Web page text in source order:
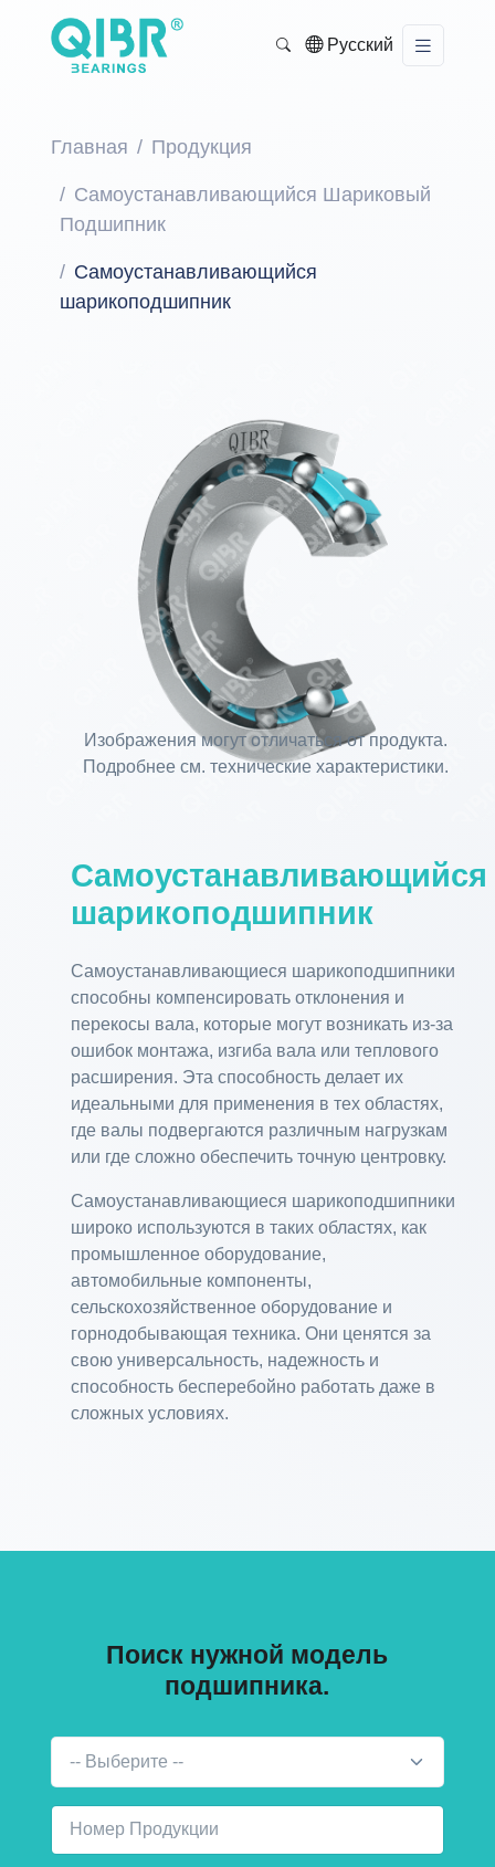
Русский
Главная Продукция
Самоустанавливающийся Шариковый
Подшипник
Самоустанавливающийся
шарикоподшипник
Изображения могут отличаться от продукта.
Подробнее см. технические характеристики.
Самоустанавливающийся
шарикоподшипник
Самоустанавливающиеся шарикоподшипники
способны компенсировать отклонения и
перекосы вала, которые могут возникать из-за
ошибок монтажа, изгиба вала или теплового
расширения. Эта способность делает их
идеальными для применения в тех областях,
где валы подвергаются различным нагрузкам
или где сложно обеспечить точную центровку.
Самоустанавливающиеся шарикоподшипники
широко используются в таких областях, как
промышленное оборудование,
автомобильные компоненты,
сельскохозяйственное оборудование и
горнодобывающая техника. Они ценятся за
свою универсальность, надежность и
способность бесперебойно работать даже в
сложных условиях.
Поиск нужной модель
подшипника.
-- Выберите --